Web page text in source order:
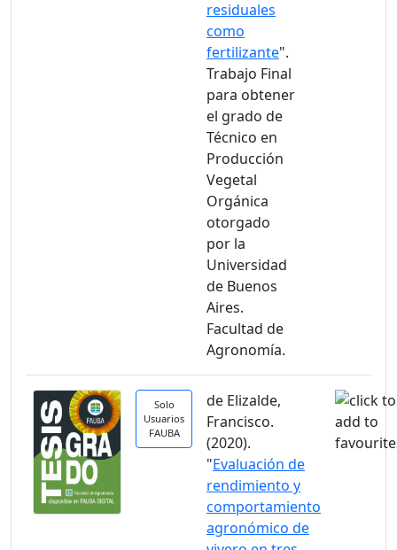
residuales
como
fertilizante".
Trabajo Final
para obtener
el grado de
Técnico en
Producción
Vegetal
Orgánica
otorgado
por la
Universidad
de Buenos
Aires.
Facultad de
Agronomía.
Solo
Usuarios
FAUBA
de Elizalde,
Francisco.
(2020).
"Evaluación de
rendimiento y
comportamiento
agronómico de